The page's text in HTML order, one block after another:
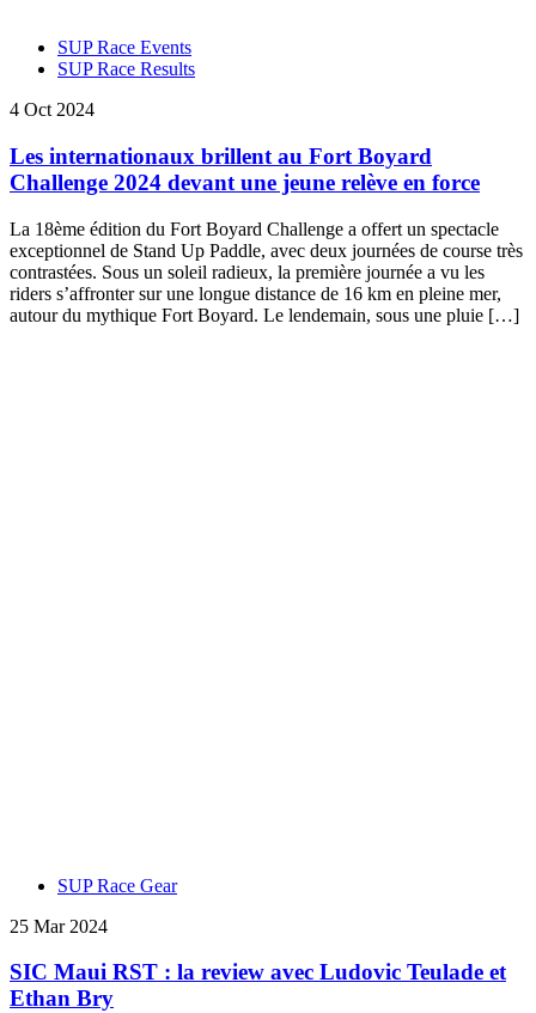
SUP Race Events
SUP Race Results
4 Oct 2024
Les internationaux brillent au Fort Boyard
Challenge 2024 devant une jeune relève en force
La 18ème édition du Fort Boyard Challenge a offert un spectacle
exceptionnel de Stand Up Paddle, avec deux journées de course très
contrastées. Sous un soleil radieux, la première journée a vu les
riders s’affronter sur une longue distance de 16 km en pleine mer,
autour du mythique Fort Boyard. Le lendemain, sous une pluie […]
SUP Race Gear
25 Mar 2024
SIC Maui RST : la review avec Ludovic Teulade et
Ethan Bry